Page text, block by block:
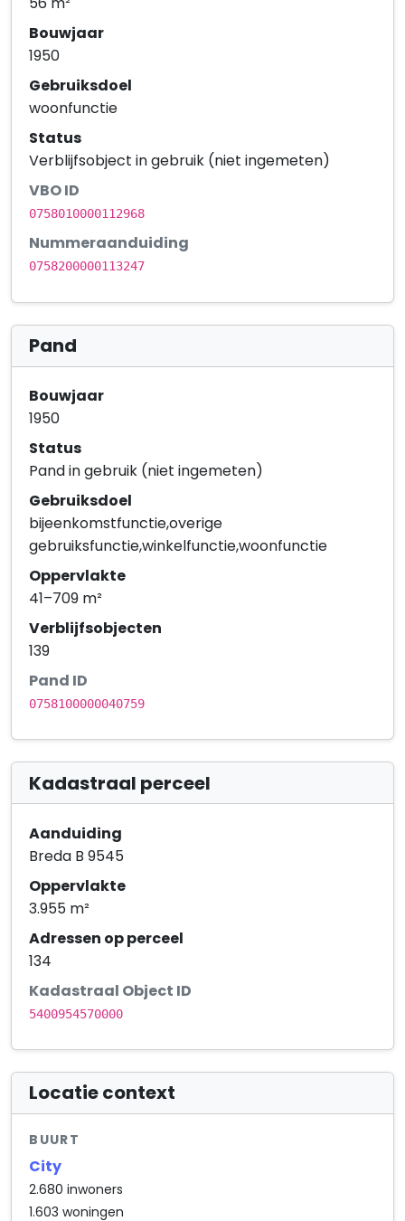
Bouwjaar
1950
Gebruiksdoel
woonfunctie
Status
Verblijfsobject in gebruik (niet ingemeten)
VBO ID
0758010000112968
Nummeraanduiding
0758200000113247
Pand
Bouwjaar
1950
Status
Pand in gebruik (niet ingemeten)
Gebruiksdoel
bijeenkomstfunctie,overige
gebruiksfunctie,winkelfunctie,woonfunctie
Oppervlakte
41–709 m²
Verblijfsobjecten
139
Pand ID
0758100000040759
Kadastraal perceel
Aanduiding
Breda B 9545
Oppervlakte
3.955 m²
Adressen op perceel
134
Kadastraal Object ID
5400954570000
Locatie context
BUURT
City
2.680 inwoners
1.603 woningen